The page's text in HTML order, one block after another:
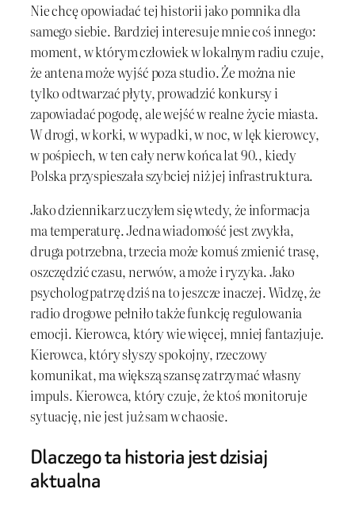
Nie chcę opowiadać tej historii jako pomnika dla
samego siebie. Bardziej interesuje mnie coś innego:
moment, w którym człowiek w lokalnym radiu czuje,
że antena może wyjść poza studio. Że można nie
tylko odtwarzać płyty, prowadzić konkursy i
zapowiadać pogodę, ale wejść w realne życie miasta.
W drogi, w korki, w wypadki, w noc, w lęk kierowcy,
w pośpiech, w ten cały nerw końca lat 90., kiedy
Polska przyspieszała szybciej niż jej infrastruktura.
Jako dziennikarz uczyłem się wtedy, że informacja
ma temperaturę. Jedna wiadomość jest zwykła,
druga potrzebna, trzecia może komuś zmienić trasę,
oszczędzić czasu, nerwów, a może i ryzyka. Jako
psycholog patrzę dziś na to jeszcze inaczej. Widzę, że
radio drogowe pełniło także funkcję regulowania
emocji. Kierowca, który wie więcej, mniej fantazjuje.
Kierowca, który słyszy spokojny, rzeczowy
komunikat, ma większą szansę zatrzymać własny
impuls. Kierowca, który czuje, że ktoś monitoruje
sytuację, nie jest już sam w chaosie.
Dlaczego ta historia jest dzisiaj
aktualna